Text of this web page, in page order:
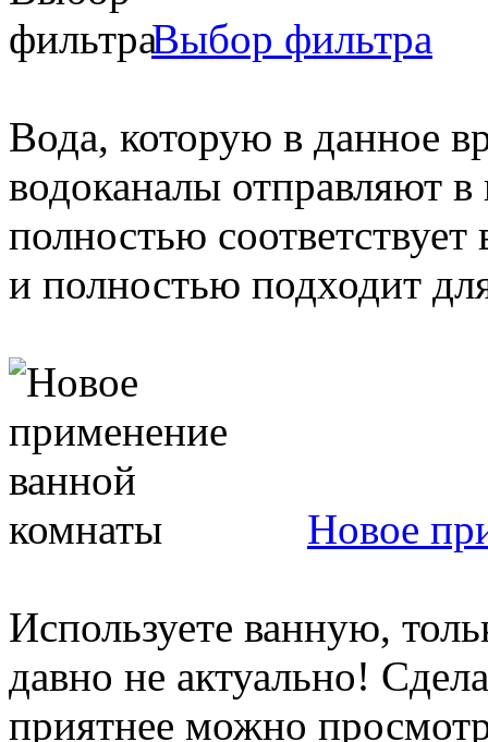
Выбор фильтра
Вода, которую в данное
водоканалы отправляют в
полностью
и полностью подходит
Новое
Используете ванную,
давно не актуально!
приятнее можно